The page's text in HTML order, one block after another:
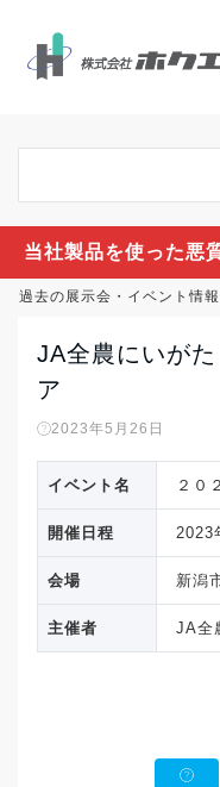
当社製品を使った悪
過去の展示会・イベント情報
JA全農にいが
ア
2023年5月26日
イベント名 ２０
開催日程 2023
会場 新潟
主催者 JA全